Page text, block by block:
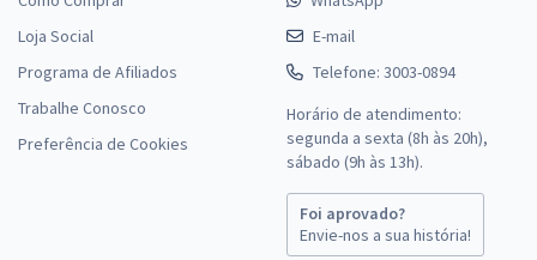
Loja Social
Programa de Afiliados
Trabalhe Conosco
Preferência de Cookies
E-mail
Telefone: 3003-0894
Horário de atendimento:
segunda a sexta (8h às 20h),
sábado (9h às 13h).
Foi aprovado?
Envie-nos a sua história!